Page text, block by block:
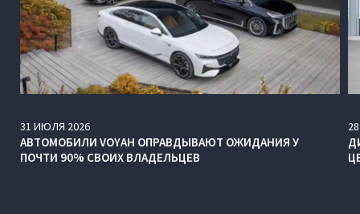
31 ИЮЛЯ 2026
АВТОМОБИЛИ VOYAH ОПРАВДЫВАЮТ ОЖИДАНИЯ У
ПОЧТИ 90% СВОИХ ВЛАДЕЛЬЦЕВ
28